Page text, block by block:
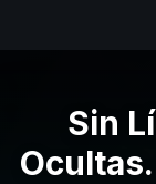
Sin